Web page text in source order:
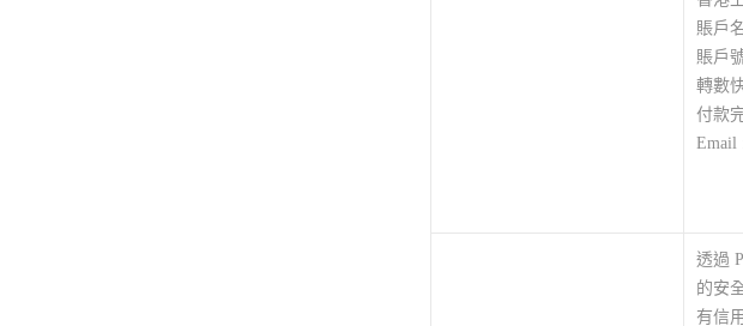
賬戶
賬戶
轉數
付款
Email
透過
的安
有信